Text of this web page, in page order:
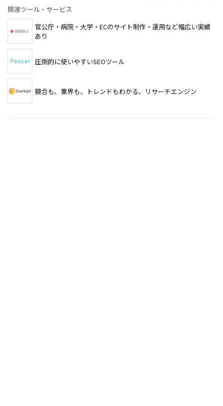
関連ツール・サービス
官公庁・病院・大学・ECのサイト制作・運用など幅広い実績
あり
圧倒的に使いやすいSEOツール
競合も、業界も、トレンドもわかる、リサーチエンジン